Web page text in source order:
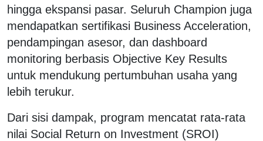
hingga ekspansi pasar. Seluruh Champion juga
mendapatkan sertifikasi Business Acceleration,
pendampingan asesor, dan dashboard
monitoring berbasis Objective Key Results
untuk mendukung pertumbuhan usaha yang
lebih terukur.
Dari sisi dampak, program mencatat rata-rata
nilai Social Return on Investment (SROI)